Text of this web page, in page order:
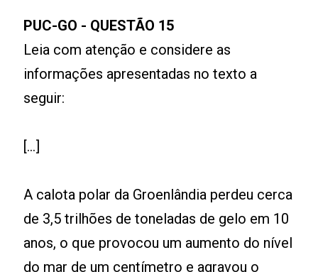
PUC-GO - QUESTÃO 15
Leia com atenção e considere as
informações apresentadas no texto a
seguir:
[...]
A calota polar da Groenlândia perdeu cerca
de 3,5 trilhões de toneladas de gelo em 10
anos, o que provocou um aumento do nível
do mar de um centímetro e agravou o